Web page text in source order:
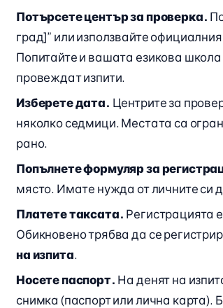
Потърсете център за проверка.
град]” или използвайте
Попитайте и вашата езикова
провеждат изпити.
Изберете дата. Центрите за
няколко седмици. Местата са
рано.
Попълнете формуляр за
място. Имате нужда от личните си
Платете таксата. Регистрацията
Обикновено трябва да се
на изпита.
Носете паспорт. На денят на
снимка (паспорт или лична карта).